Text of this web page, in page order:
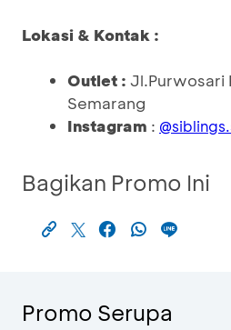
Lokasi & Kontak :
Outlet : Jl.Purwosari
Semarang
Instagram : @
Bagikan Promo Ini
Promo Serupa